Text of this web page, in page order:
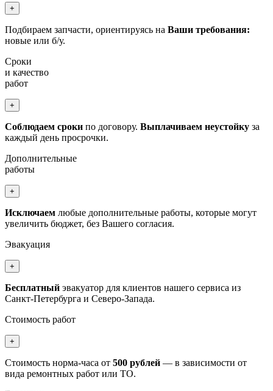
+
Подбираем запчасти, ориентируясь на Ваши требования:
новые или б/у.
Сроки
и качество
работ
+
Соблюдаем сроки по договору. Выплачиваем неустойку за
каждый день просрочки.
Дополнительные
работы
+
Исключаем любые дополнительные работы, которые могут
увеличить бюджет, без Вашего согласия.
Эвакуация
+
Бесплатный эвакуатор для клиентов нашего сервиса из
Санкт-Петербурга и Северо-Запада.
Стоимость работ
+
Стоимость норма-часа от 500 рублей — в зависимости от
вида ремонтных работ или ТО.